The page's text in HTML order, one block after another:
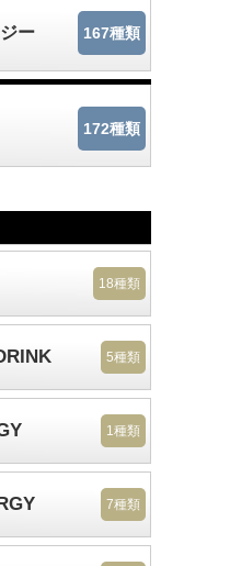
ー 167種類
172種類
18種類
5種類
1種類
7種類